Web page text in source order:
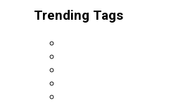
Trending Tags